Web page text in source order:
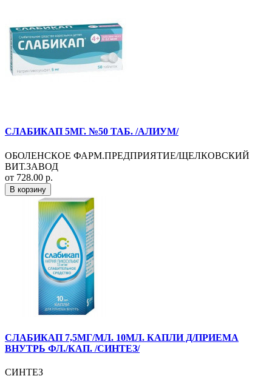
СЛАБИКАП 5МГ. №50 ТАБ. /АЛИУМ/
ОБОЛЕНСКОЕ ФАРМ.ПРЕДПРИЯТИЕ/ЩЕЛКОВСКИЙ
ВИТ.ЗАВОД
от 728.00 р.
В корзину
СЛАБИКАП 7,5МГ/МЛ. 10МЛ. КАПЛИ Д/ПРИЕМА
ВНУТРЬ ФЛ./КАП. /СИНТЕЗ/
СИНТЕЗ